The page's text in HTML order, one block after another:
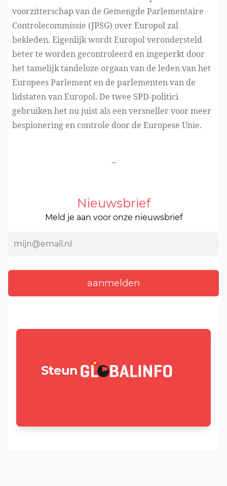
voorzitterschap van de Gemengde Parlementaire
Controlecommissie (JPSG) over Europol zal
bekleden. Eigenlijk wordt Europol verondersteld
beter te worden gecontroleerd en ingeperkt door
het tamelijk tandeloze orgaan van de leden van het
Europees Parlement en de parlementen van de
lidstaten van Europol. De twee SPD-politici
gebruiken het nu juist als een versneller voor meer
bespionering en controle door de Europese Unie.
-
Nieuwsbrief
Meld je aan voor onze nieuwsbrief
Steun GLOBALINFO.nl